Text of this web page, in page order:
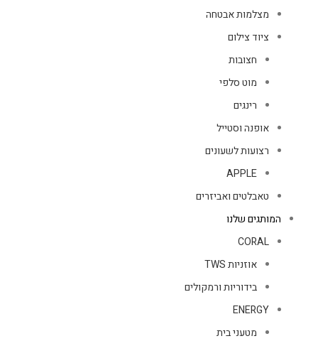
מצלמות אבטחה
ציוד צילום
חצובות
מוט סלפי
רינגים
אופנה וסטייל
רצועות לשעונים
APPLE
טאבלטים ואביזרים
המותגים שלנו
CORAL
אוזניות TWS
בידוריות ורמקולים
ENERGY
מטעני בית